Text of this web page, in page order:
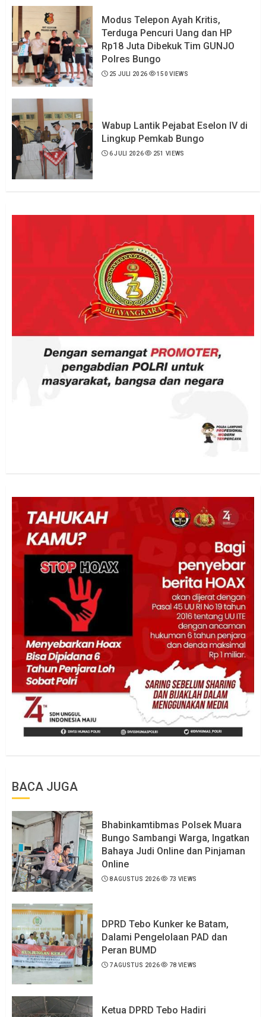
Modus Telepon Ayah Kritis,
Terduga Pencuri Uang dan HP
Rp18 Juta Dibekuk Tim GUNJO
Polres Bungo
25 JULI 2026 150 VIEWS
Wabup Lantik Pejabat Eselon IV di
Lingkup Pemkab Bungo
6 JULI 2026 251 VIEWS
BACA JUGA
Bhabinkamtibmas Polsek Muara
Bungo Sambangi Warga, Ingatkan
Bahaya Judi Online dan Pinjaman
Online
8 AGUSTUS 2026 73 VIEWS
DPRD Tebo Kunker ke Batam,
Dalami Pengelolaan PAD dan
Peran BUMD
7 AGUSTUS 2026 78 VIEWS
Ketua DPRD Tebo Hadiri